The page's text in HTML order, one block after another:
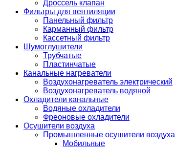
Дроссель клапан
Фильтры для вентиляции
Панельный фильтр
Карманный фильтр
Кассетный фильтр
Шумоглушители
Трубчатые
Пластинчатые
Канальные нагреватели
Воздухонагреватель электрический
Воздухонагреватель водяной
Охладители канальные
Водяные охладители
Фреоновые охладители
Осушители воздуха
Промышленные осушители воздуха
Мобильные